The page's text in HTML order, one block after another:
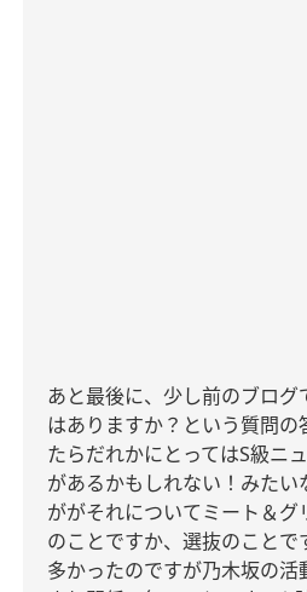
あと最後に、少し前のブログ
はありますか？という質問の
たらだれかにとってはS級ニ
があるかもしれない！みた
ががそれについてミート＆
のことですか、選抜のこと
多かったのですが乃木坂の